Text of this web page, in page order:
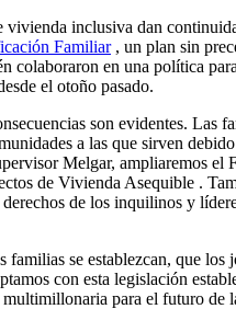
inclusiva dan
Familiar, un plan sin
colaboraron en una política para
el otoño pasado.
son evidentes. Las
a las que sirven
Melgar, ampliaremos
de Vivienda Asequible .
de los inquilinos y
se establezcan, que
con esta legislación
para el futuro de